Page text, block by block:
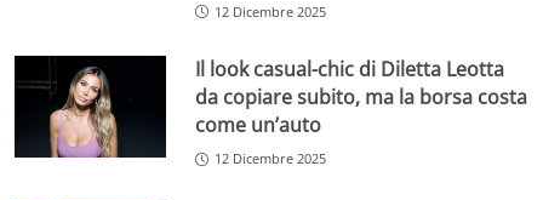
12 Dicembre 2025
Il look casual-chic di Diletta Leotta
da copiare subito, ma la borsa costa
come un’auto
12 Dicembre 2025